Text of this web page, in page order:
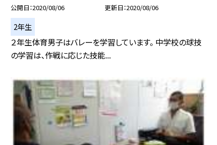
公開日 2020/08/06 更新日 2020/08/06
2年生
２年生体育男子はバレーを学習しています。 中学校の球技
の学習は、作戦に応じた技能...